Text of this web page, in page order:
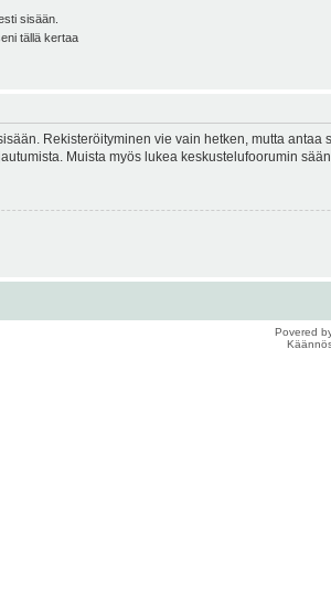
sisään.
tällä kertaa
Rekisteröityminen vie vain hetken, mutta
Muista myös lukea keskustelufoorumin
Povered